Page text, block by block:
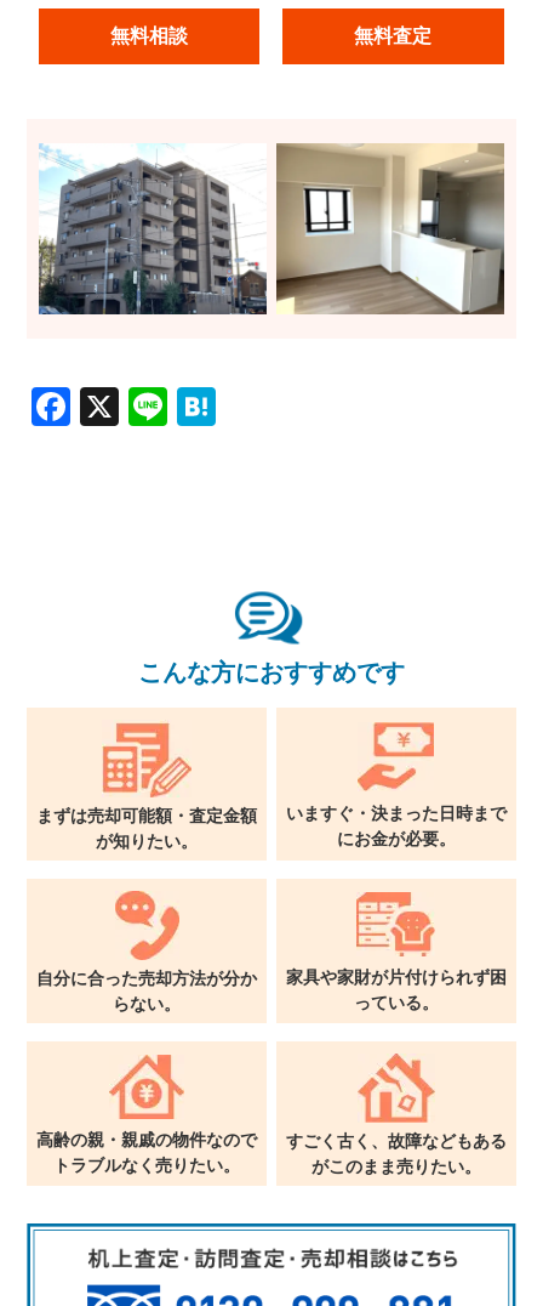
無料相談 無料査定
Facebook
X Line
こんな方におすすめです
まずは売却可能額・査定金額
が知りたい。
いますぐ・決まった日時まで
にお金が必要。
自分に合った売却方法が分か
らない。
家具や家財が片付けられず困
っている。
高齢の親・親戚の物件なので
トラブルなく売りたい。
すごく古く、故障などもある
がこのまま売りたい。